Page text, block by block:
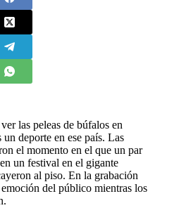
las peleas de búfalos en
deporte en ese país. Las
el momento en el que un par
un festival en el gigante
al piso. En la grabación
del público mientras los